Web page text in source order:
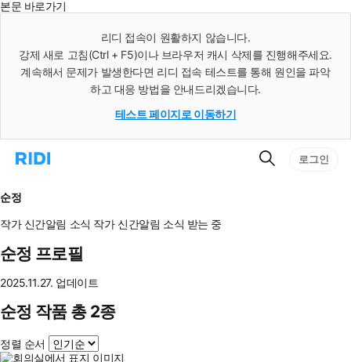
본문 바로가기
리디 접속이 원활하지 않습니다.
강제 새로 고침(Ctrl + F5)이나 브라우저 캐시 삭제를 진행해주세요.
계속해서 문제가 발생한다면 리디 접속 테스트를 통해 원인을 파악
하고 대응 방법을 안내드리겠습니다.
테스트 페이지로 이동하기
리
으
로
이
동
검
로그인
순정
작가 신간알림 소식 작가 신간알림 소식 받는 중
순정 프로필
2025.11.27. 업데이트
순정 작품 총 2종
정렬 순서